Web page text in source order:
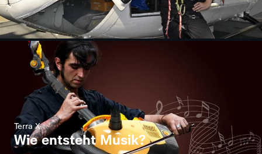
Terra X
Wie entsteht Musik?